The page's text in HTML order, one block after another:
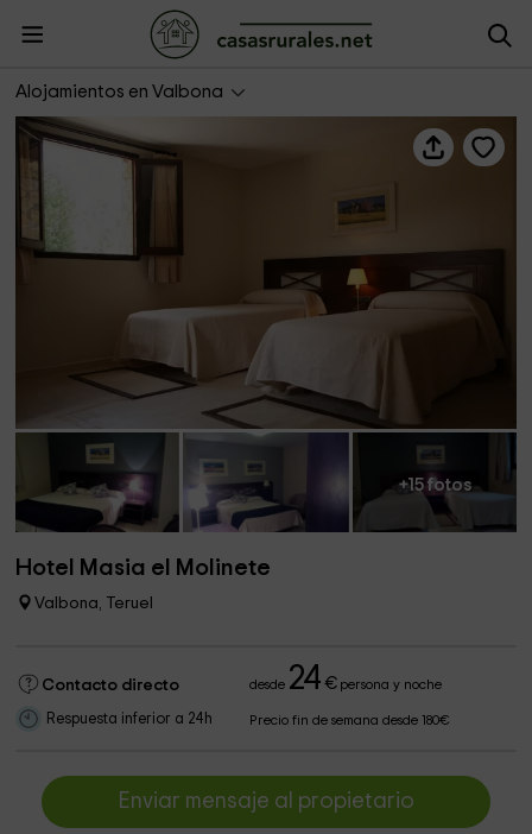
Alojamientos en Valbona
Hotel Masia el Molinete
+15 fotos
Hotel Masia el Molinete
Valbona, Teruel
Contacto directo desde 24 €persona y noche
Respuesta inferior a 24h Precio fin de semana desde 180€
Enviar mensaje al propietario